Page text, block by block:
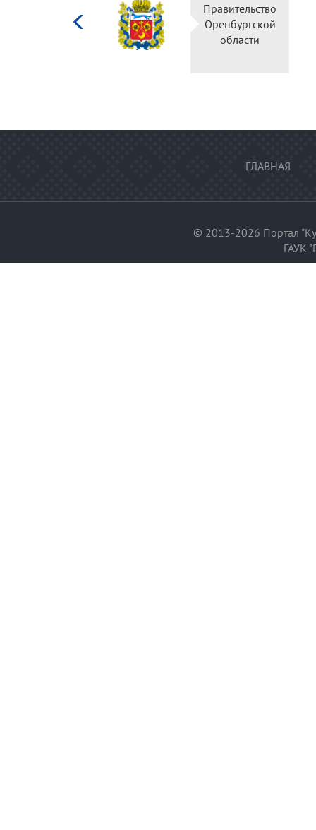
Правительство
Оренбургской
области
ГЛАВНАЯ
© 2013-2026 Портал
ГАУК